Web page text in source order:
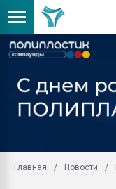
Главная Новости